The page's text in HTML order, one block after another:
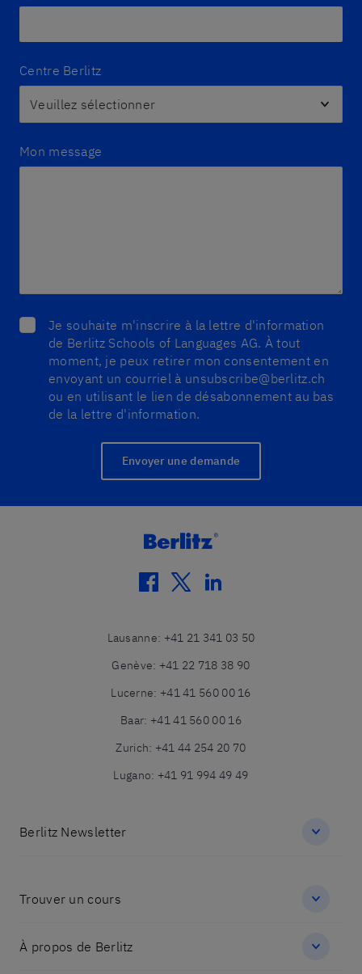
Centre Berlitz
Mon message
Je souhaite m'inscrire à la lettre d'information
de Berlitz Schools of Languages AG. À tout
moment, je peux retirer mon consentement en
envoyant un courriel à unsubscribe@berlitz.ch
ou en utilisant le lien de désabonnement au bas
de la lettre d'information.
Envoyer une demande
facebook
twitterlinkedin
Lausanne: +41 21 341 03 50
Genève: +41 22 718 38 90
Lucerne: +41 41 560 00 16
Baar: +41 41 560 00 16
Zurich: +41 44 254 20 70
Lugano: +41 91 994 49 49
Berlitz Newsletter
Trouver un cours
À propos de Berlitz